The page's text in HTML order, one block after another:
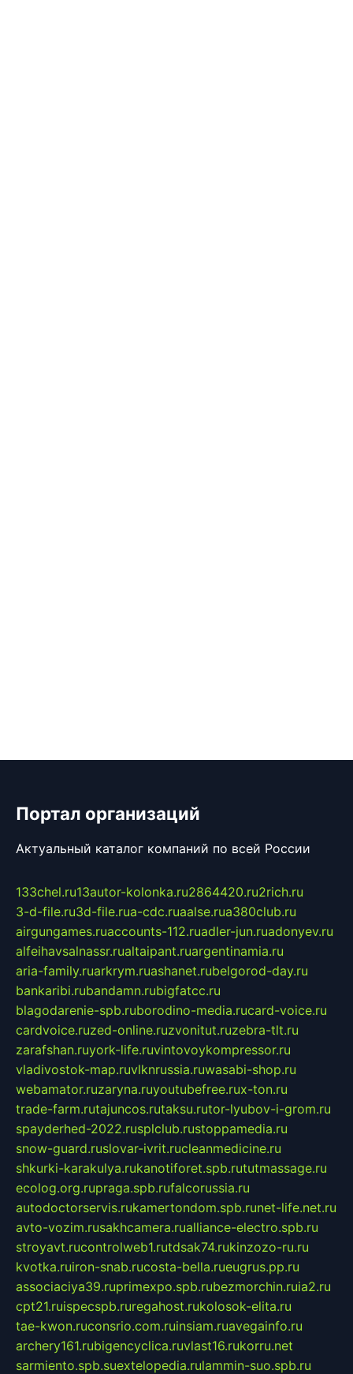
Портал организаций
Актуальный каталог компаний по всей России
133chel.ru13autor-kolonka.ru2864420.ru2rich.ru
3-d-file.ru3d-file.rua-cdc.ruaalse.rua380club.ru
airgungames.ruaccounts-112.ruadler-jun.ruadonyev.ru
alfeihavsalnassr.rualtaipant.ruargentinamia.ru
aria-family.ruarkrym.ruashanet.rubelgorod-day.ru
bankaribi.rubandamn.rubigfatcc.ru
blagodarenie-spb.ruborodino-media.rucard-voice.ru
cardvoice.ruzed-online.ruzvonitut.ruzebra-tlt.ru
zarafshan.ruyork-life.ruvintovoykompressor.ru
vladivostok-map.ruvlknrussia.ruwasabi-shop.ru
webamator.ruzaryna.ruyoutubefree.rux-ton.ru
trade-farm.rutajuncos.rutaksu.rutor-lyubov-i-grom.ru
spayderhed-2022.rusplclub.rustoppamedia.ru
snow-guard.ruslovar-ivrit.rucleanmedicine.ru
shkurki-karakulya.rukanotiforet.spb.rututmassage.ru
ecolog.org.rupraga.spb.rufalcorussia.ru
autodoctorservis.rukamertondom.spb.runet-life.net.ru
avto-vozim.rusakhcamera.rualliance-electro.spb.ru
stroyavt.rucontrolweb1.rutdsak74.rukinzozo-ru.ru
kvotka.ruiron-snab.rucosta-bella.rueugrus.pp.ru
associaciya39.ruprimexpo.spb.rubezmorchin.ruia2.ru
cpt21.ruispecspb.ruregahost.rukolosok-elita.ru
tae-kwon.ruconsrio.com.ruinsiam.ruavegainfo.ru
archery161.rubigencyclica.ruvlast16.rukorru.net
sarmiento.spb.suextelopedia.rulammin-suo.spb.ru